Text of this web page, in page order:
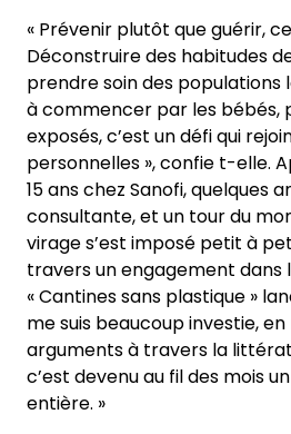
« Prévenir plutôt que guérir,
Déconstruire des habitudes
prendre soin des populations
à commencer par les bébés,
exposés, c’est un défi qui
personnelles », confie t-elle.
15 ans chez Sanofi, quelques
consultante, et un tour du
virage s’est imposé petit à
travers un engagement dans
« Cantines sans plastique »
me suis beaucoup investie,
arguments à travers la
c’est devenu au fil des mois
entière. »